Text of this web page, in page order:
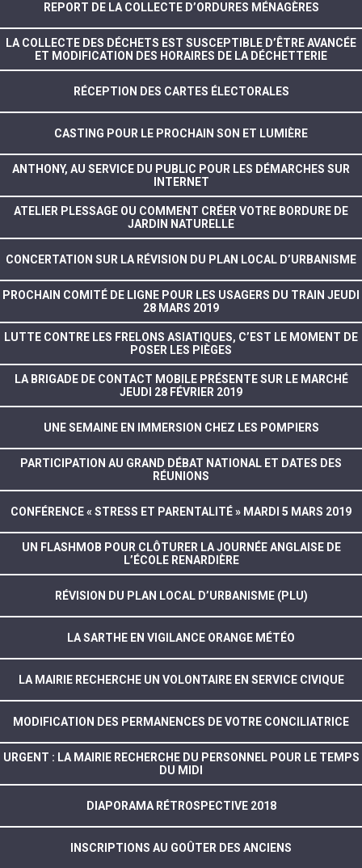
REPORT DE LA COLLECTE D’ORDURES MÉNAGÈRES
LA COLLECTE DES DÉCHETS EST SUSCEPTIBLE D’ÊTRE AVANCÉE
ET MODIFICATION DES HORAIRES DE LA DÉCHETTERIE
RÉCEPTION DES CARTES ÉLECTORALES
CASTING POUR LE PROCHAIN SON ET LUMIÈRE
ANTHONY, AU SERVICE DU PUBLIC POUR LES DÉMARCHES SUR
INTERNET
ATELIER PLESSAGE OU COMMENT CRÉER VOTRE BORDURE DE
JARDIN NATURELLE
CONCERTATION SUR LA RÉVISION DU PLAN LOCAL D’URBANISME
PROCHAIN COMITÉ DE LIGNE POUR LES USAGERS DU TRAIN JEUDI
28 MARS 2019
LUTTE CONTRE LES FRELONS ASIATIQUES, C’EST LE MOMENT DE
POSER LES PIÈGES
LA BRIGADE DE CONTACT MOBILE PRÉSENTE SUR LE MARCHÉ
JEUDI 28 FÉVRIER 2019
UNE SEMAINE EN IMMERSION CHEZ LES POMPIERS
PARTICIPATION AU GRAND DÉBAT NATIONAL ET DATES DES
RÉUNIONS
CONFÉRENCE « STRESS ET PARENTALITÉ » MARDI 5 MARS 2019
UN FLASHMOB POUR CLÔTURER LA JOURNÉE ANGLAISE DE
L’ÉCOLE RENARDIÈRE
RÉVISION DU PLAN LOCAL D’URBANISME (PLU)
LA SARTHE EN VIGILANCE ORANGE MÉTÉO
LA MAIRIE RECHERCHE UN VOLONTAIRE EN SERVICE CIVIQUE
MODIFICATION DES PERMANENCES DE VOTRE CONCILIATRICE
URGENT : LA MAIRIE RECHERCHE DU PERSONNEL POUR LE TEMPS
DU MIDI
DIAPORAMA RÉTROSPECTIVE 2018
INSCRIPTIONS AU GOÛTER DES ANCIENS